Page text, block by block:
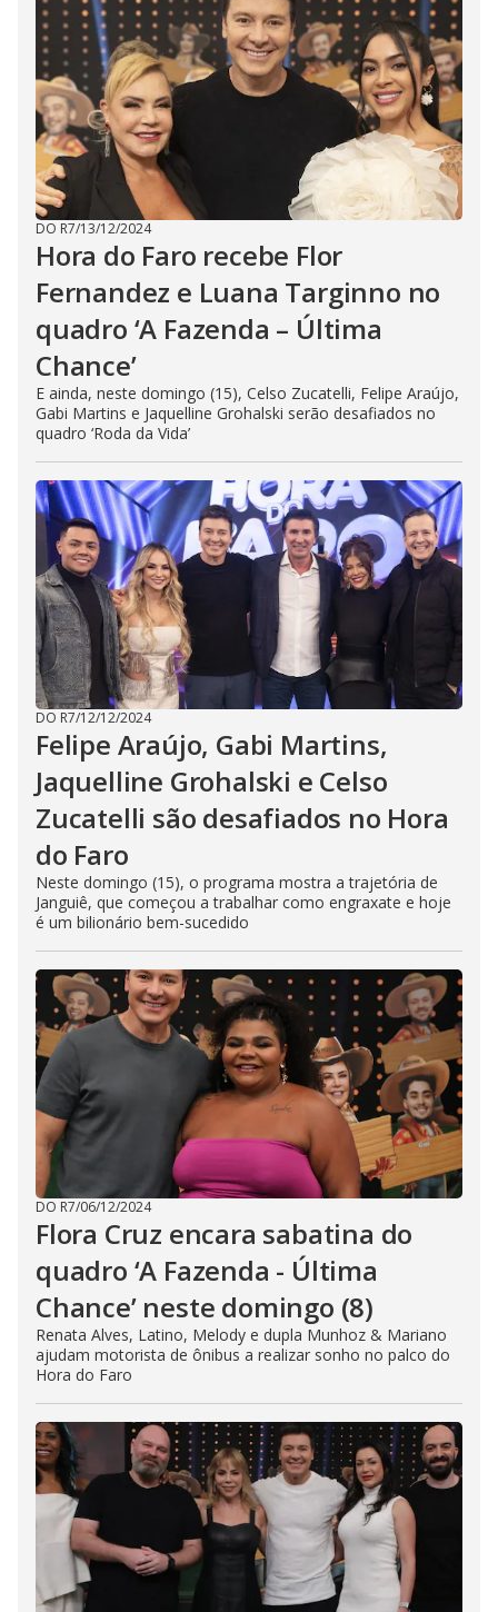
DO R7/13/12/2024
Hora do Faro recebe Flor
Fernandez e Luana Targinno no
quadro ‘A Fazenda – Última
Chance’
E ainda, neste domingo (15), Celso Zucatelli, Felipe Araújo,
Gabi Martins e Jaquelline Grohalski serão desafiados no
quadro ‘Roda da Vida’
DO R7/12/12/2024
Felipe Araújo, Gabi Martins,
Jaquelline Grohalski e Celso
Zucatelli são desafiados no Hora
do Faro
Neste domingo (15), o programa mostra a trajetória de
Janguiê, que começou a trabalhar como engraxate e hoje
é um bilionário bem-sucedido
DO R7/06/12/2024
Flora Cruz encara sabatina do
quadro ‘A Fazenda - Última
Chance’ neste domingo (8)
Renata Alves, Latino, Melody e dupla Munhoz & Mariano
ajudam motorista de ônibus a realizar sonho no palco do
Hora do Faro